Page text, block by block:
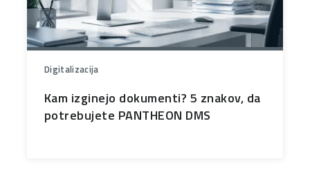
Digitalizacija
Kam izginejo dokumenti? 5 znakov, da
potrebujete PANTHEON DMS